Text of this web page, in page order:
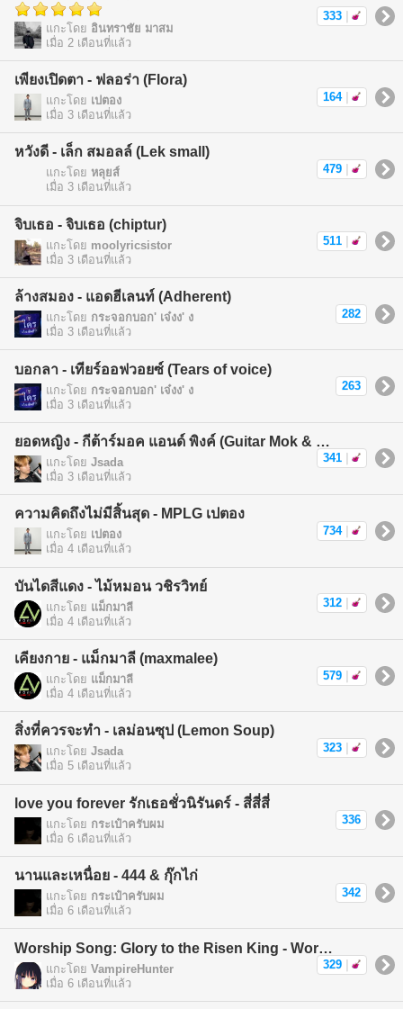
แกะโดย อินทราชัย มาสม
เมื่อ 2 เดือนที่แล้ว
333
เพียงเปิดตา - ฟลอร่า (Flora)
แกะโดย เปตอง
เมื่อ 3 เดือนที่แล้ว
164
หวังดี - เล็ก สมอลล์ (Lek small)
แกะโดย หลุยส์
เมื่อ 3 เดือนที่แล้ว
479
จิบเธอ - จิบเธอ (chiptur)
แกะโดย moolyricsistor
เมื่อ 3 เดือนที่แล้ว
511
ล้างสมอง - แอดฮีเลนท์ (Adherent)
แกะโดย กระจอกบอก' เจ๋งง' ง
เมื่อ 3 เดือนที่แล้ว
282
บอกลา - เทียร์ออฟวอยซ์ (Tears of voice)
แกะโดย กระจอกบอก' เจ๋งง' ง
เมื่อ 3 เดือนที่แล้ว
263
ยอดหญิง - กีต้าร์มอค แอนด์ พิงค์ (Guitar Mok & Pink)
แกะโดย Jsada
เมื่อ 3 เดือนที่แล้ว
341
ความคิดถึงไม่มีสิ้นสุด - MPLG เปตอง
แกะโดย เปตอง
เมื่อ 4 เดือนที่แล้ว
734
บันไดสีแดง - ไม้หมอน วชิรวิทย์
แกะโดย แม็กมาลี
เมื่อ 4 เดือนที่แล้ว
312
เคียงกาย - แม็กมาลี (maxmalee)
แกะโดย แม็กมาลี
เมื่อ 4 เดือนที่แล้ว
579
สิ่งที่ควรจะทำ - เลม่อนซุป (Lemon Soup)
แกะโดย Jsada
เมื่อ 5 เดือนที่แล้ว
323
love you forever รักเธอชั่วนิรันดร์ - สี่สี่สี่
แกะโดย กระเป๋าครับผม
เมื่อ 6 เดือนที่แล้ว
336
นานและเหนื่อย - 444 & กุ๊กไก่
แกะโดย กระเป๋าครับผม
เมื่อ 6 เดือนที่แล้ว
342
Worship Song: Glory to the Risen King - Worship Song
แกะโดย VampireHunter
เมื่อ 6 เดือนที่แล้ว
329